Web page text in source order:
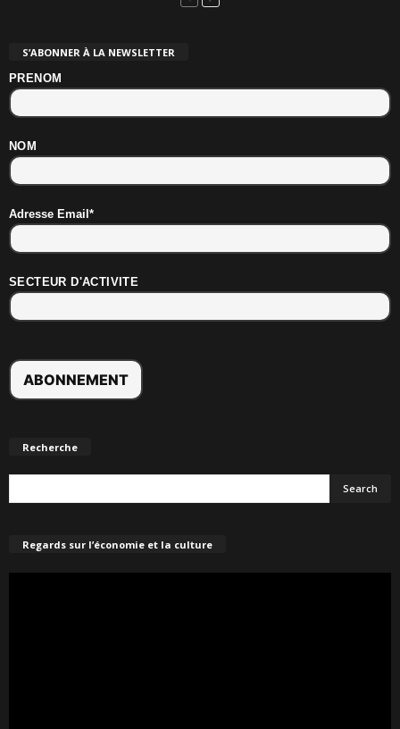
S’ABONNER À LA NEWSLETTER
PRENOM
NOM
Adresse Email*
SECTEUR D'ACTIVITE
Recherche
Regards sur l’économie et la culture